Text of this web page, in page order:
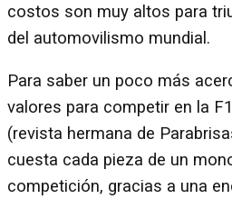
costos son muy altos para
del automovilismo mundial.
Para saber un poco más
valores para competir en la
(revista hermana de
cuesta cada pieza de un
competición, gracias a una